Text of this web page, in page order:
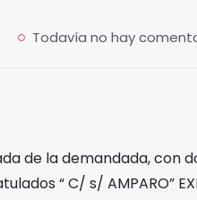
Todavía no hay
de la demandada, con
“C/ s/ AMPARO”